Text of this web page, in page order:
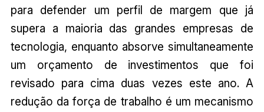
para defender um perfil de margem que já
supera a maioria das grandes empresas de
tecnologia, enquanto absorve simultaneamente
um orçamento de investimentos que foi
revisado para cima duas vezes este ano. A
redução da força de trabalho é um mecanismo